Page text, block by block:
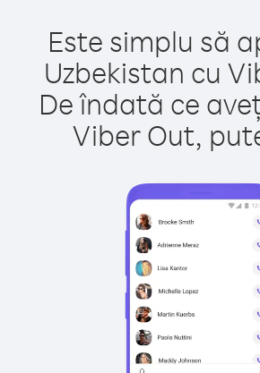
Este simplu să
Uzbekistan cu
De îndată ce
Viber Out,